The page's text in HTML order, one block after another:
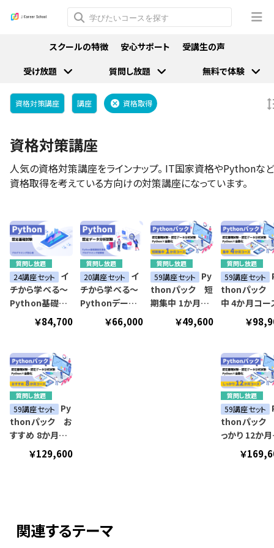
資格対策講座 講座 資格取得
資格対策講座
人気の資格対策講座をラインナップ。 IT国家資格やPythonなど
資格取得を考えている方向けの対策講座になっています。
質問し放題
24講座セット イ
チから学べる～
Python基礎講
￥84,700
質問し放題
20講座セット イ
チから学べる～
Pythonデータ
分析資格講座～
￥66,000
質問し放題
59講座セット Py
thonパック 短
期集中 1か月コ
￥49,600
質問し放題
59講座セット
thonパック
中 4か月コー
￥
質問し放題
59講座セット Py
thonパック お
すすめ 8か月コ
￥129,600
質問し放題
59講座セット
thonパック
っかり 12か
￥
関連するテーマ
スクールの特徴 安心サポート
受講生の声
受け放題
質問し放題 無料で体験